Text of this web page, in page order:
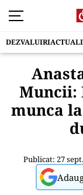
DEZVALUIRI
Muncii:
munca
Publicat: 27